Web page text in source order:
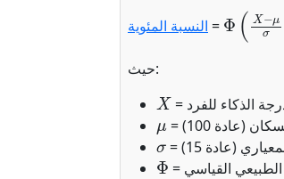
النسبة المئوية =
Φ (X − μ
حيث:
X
درجة الذكاء للفرد μ
(عادة 100) σ
(عادة 15) Φ
الطبيعي القياسي